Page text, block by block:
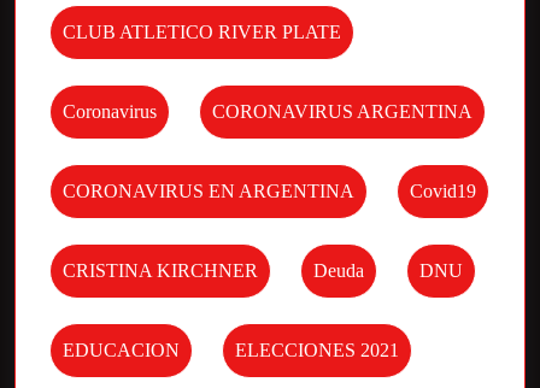
CLUB ATLETICO RIVER PLATE
Coronavirus CORONAVIRUS ARGENTINA
CORONAVIRUS EN ARGENTINA Covid19
CRISTINA KIRCHNER Deuda DNU
EDUCACION ELECCIONES 2021